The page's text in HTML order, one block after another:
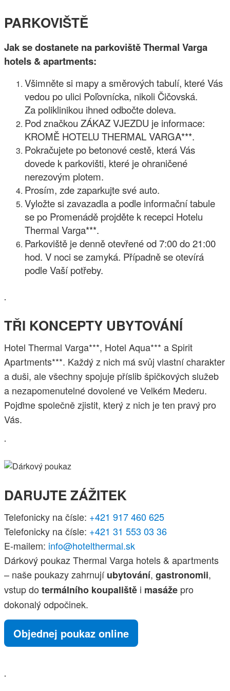
PARKOVIŠTĚ
Jak se dostanete na parkoviště Thermal Varga
hotels & apartments:
Všimněte si mapy a směrových tabulí, které Vás
vedou po ulici Poľovnícka, nikoli Čičovská.
Za poliklinikou ihned odbočte doleva.
Pod značkou ZÁKAZ VJEZDU je informace:
KROMĚ HOTELU THERMAL VARGA***.
Pokračujete po betonové cestě, která Vás
dovede k parkovišti, které je ohraničené
nerezovým plotem.
Prosím, zde zaparkujte své auto.
Vyložte si zavazadla a podle informační tabule
se po Promenádě projděte k recepci Hotelu
Thermal Varga***.
Parkoviště je denně otevřené od 7:00 do 21:00
hod. V noci se zamyká. Případně se otevírá
podle Vaší potřeby.
.
TŘI KONCEPTY UBYTOVÁNÍ
Hotel Thermal Varga***, Hotel Aqua*** a Spirit
Apartments***. Každý z nich má svůj vlastní charakter
a duši, ale všechny spojuje příslib špičkových služeb
a nezapomenutelné dovolené ve Velkém Mederu.
Pojďme společně zjistit, který z nich je ten pravý pro
Vás.
.
DARUJTE ZÁŽITEK
Telefonicky na čísle: +421 917 460 625
Telefonicky na čísle: +421 31 553 03 36
E-mailem: info@hotelthermal.sk
Dárkový poukaz Thermal Varga hotels & apartments
– naše poukazy zahrnujíubytování, gastronomii,
vstup do termálního koupaliště i masáže pro
dokonalý odpočinek.
Objednej poukaz online
.